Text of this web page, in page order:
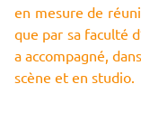
en mesure de
que par sa faculté
a accompagné,
scène et en studio.